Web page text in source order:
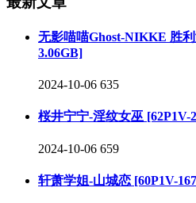
无影喵喵Ghost-NIKKE 胜
3.06GB]
2024-10-06 635
桜井宁宁-淫纹女巫 [62P1V-
2024-10-06 659
轩萧学姐-山城恋 [60P1V-